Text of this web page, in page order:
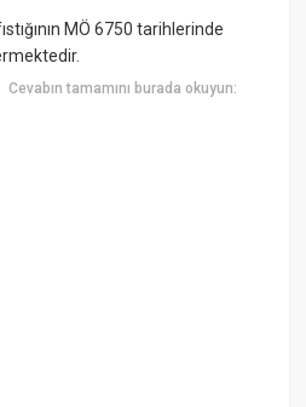
MÖ 6750 tarihlerinde
Cevabın tamamını burada okuyun: